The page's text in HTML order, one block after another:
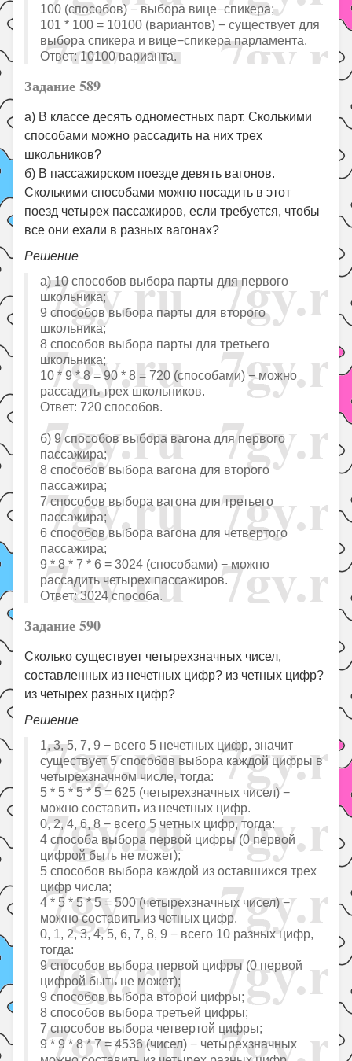
100 (способов) − выбора вице−спикера;
101 * 100 = 10100 (вариантов) − существует для
выбора спикера и вице−спикера парламента.
Ответ: 10100 варианта.
Задание 589
а) В классе десять одноместных парт. Сколькими
способами можно рассадить на них трех
школьников?
б) В пассажирском поезде девять вагонов.
Сколькими способами можно посадить в этот
поезд четырех пассажиров, если требуется, чтобы
все они ехали в разных вагонах?
Решение
а) 10 способов выбора парты для первого
школьника;
9 способов выбора парты для второго
школьника;
8 способов выбора парты для третьего
школьника;
10 * 9 * 8 = 90 * 8 = 720 (способами) − можно
рассадить трех школьников.
Ответ: 720 способов.
б) 9 способов выбора вагона для первого
пассажира;
8 способов выбора вагона для второго
пассажира;
7 способов выбора вагона для третьего
пассажира;
6 способов выбора вагона для четвертого
пассажира;
9 * 8 * 7 * 6 = 3024 (способами) − можно
рассадить четырех пассажиров.
Ответ: 3024 способа.
Задание 590
Сколько существует четырехзначных чисел,
составленных из нечетных цифр? из четных цифр?
из четырех разных цифр?
Решение
1, 3, 5, 7, 9 − всего 5 нечетных цифр, значит
существует 5 способов выбора каждой цифры в
четырехзначном числе, тогда:
5 * 5 * 5 * 5 = 625 (четырехзначных чисел) −
можно составить из нечетных цифр.
0, 2, 4, 6, 8 − всего 5 четных цифр, тогда:
4 способа выбора первой цифры (0 первой
цифрой быть не может);
5 способов выбора каждой из оставшихся трех
цифр числа;
4 * 5 * 5 * 5 = 500 (четырехзначных чисел) −
можно составить из четных цифр.
0, 1, 2, 3, 4, 5, 6, 7, 8, 9 − всего 10 разных цифр,
тогда:
9 способов выбора первой цифры (0 первой
цифрой быть не может);
9 способов выбора второй цифры;
8 способов выбора третьей цифры;
7 способов выбора четвертой цифры;
9 * 9 * 8 * 7 = 4536 (чисел) − четырехзначных